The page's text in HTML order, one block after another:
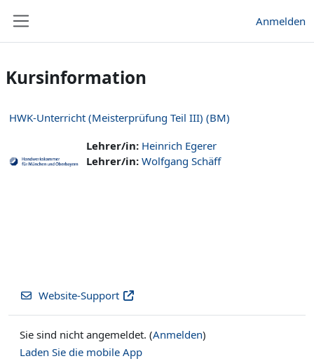
Anmelden
Kursinformation
HWK-Unterricht (Meisterprüfung Teil III) (BM)
Lehrer/in: Heinrich Egerer
Lehrer/in: Wolfgang Schäff
Website-Support
Sie sind nicht angemeldet. (Anmelden)
Laden Sie die mobile App